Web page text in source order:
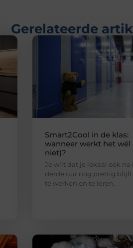
Gerelateerde
Smart2Cool in de klas:
wanneer werkt het wél
niet)?
Je wilt dat je lokaal ook na
derde uur nog prettig blijft
te werken en te leren.